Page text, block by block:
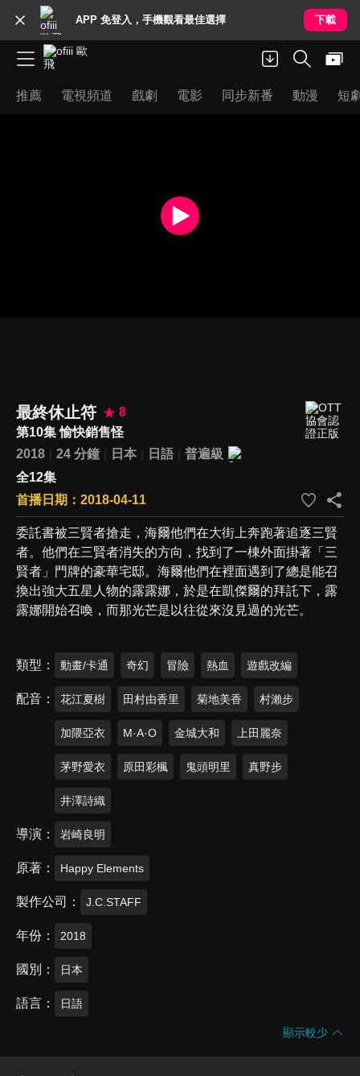
APP 免登入，手機觀看最佳選擇 下載
推薦 電視頻道 戲劇 電影 同步新番 動漫 短
最終休止符
8
第10集 愉快銷售怪
2018
24 分鐘 日本 日語
普遍級
全12集
首播日期：2018-04-11
委託書被三賢者搶走，海爾他們在大街上奔跑著追逐三賢
者。他們在三賢者消失的方向，找到了一棟外面掛著「三
賢者」門牌的豪華宅邸。海爾他們在裡面遇到了總是能召
換出強大五星人物的露露娜，於是在凱傑爾的拜託下，露
露娜開始召喚，而那光芒是以往從來沒見過的光芒。
類型 動畫/卡通 奇幻 冒險 熱血 遊戲改編
配音 花江夏樹 田村由香里 菊地美香 村瀨步
加隈亞衣 M·A·O 金城大和 上田麗奈
茅野愛衣 原田彩楓 鬼頭明里 真野步
井澤詩織
導演 岩崎良明
原著 Happy Elements
製作公司 J.C.STAFF
年份 2018
國別 日本
語言 日語
顯示較少